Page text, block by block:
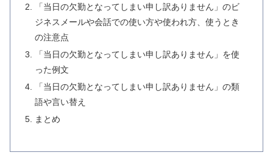
「当日の欠勤となってしまい申し訳ありません」のビ
ジネスメールや会話での使い方や使われ方、使うとき
の注意点
「当日の欠勤となってしまい申し訳ありません」を使
った例文
「当日の欠勤となってしまい申し訳ありません」の類
語や言い替え
まとめ